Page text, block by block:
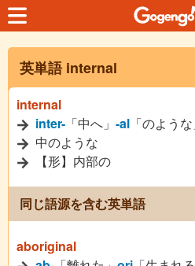
英単語 internal
internal
inter- 「中へ」 -al 「のような
中のような
【形】内部の
同じ語源を含む英単語
aboriginal